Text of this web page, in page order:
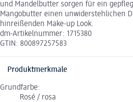
und Mandelbutter sorgen für ein
Mangobutter einen unwiderstehlichen
hinreißenden Make-up Look.
dm-Artikelnummer: 1715380
GTIN: 800897257583
Produktmerkmale
Grundfarbe:
Rosé / rosa